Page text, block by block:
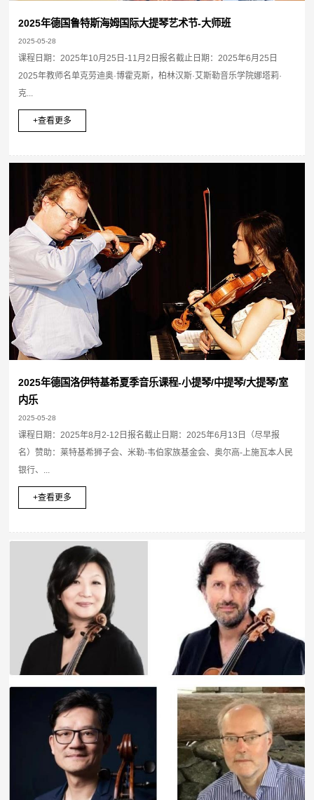
2025年德国鲁特斯海姆国际大提琴艺术节-大师班
2025-05-28
课程日期：2025年10月25日-11月2日报名截止日期：2025年6月25日
2025年教师名单克劳迪奥·博霍克斯，柏林汉斯·艾斯勒音乐学院娜塔莉·
克...
+查看更多
2025年德国洛伊特基希夏季音乐课程-小提琴/中提琴/大提琴/室
内乐
2025-05-28
课程日期：2025年8月2-12日报名截止日期：2025年6月13日（尽早报
名）赞助：莱特基希狮子会、米勒-韦伯家族基金会、奥尔高-上施瓦本人民
银行、...
+查看更多